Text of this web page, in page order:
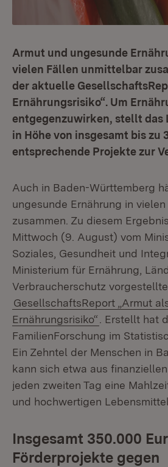
Armut und ungesunde
vielen Fällen unmittelbar
der aktuelle
Ernährungsrisiko“. Um
entgegenzuwirken, stellt das
in Höhe von insgesamt bis zu
entsprechende Projekte zur
Auch in Baden-Württemberg
ungesunde Ernährung in
zusammen. Zu diesem
Mittwoch (9. August) vom
Soziales, Gesundheit und
Ministerium für Ernährung,
Verbraucherschutz vorgestellte
GesellschaftsReport „Armut
Ernährungsrisiko“ . Erstellt hat
FamilienForschung im
Ein Zehntel der Menschen in
kann sich etwa aus
jeden zweiten Tag eine
und hochwertigen
Insgesamt 350.000
Förderprojekte gegen